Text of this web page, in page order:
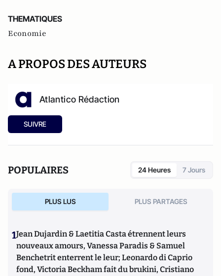
THEMATIQUES
Economie
A PROPOS DES AUTEURS
Atlantico Rédaction
SUIVRE
POPULAIRES 24 Heures 7 Jours
PLUS LUS PLUS PARTAGES
1Jean Dujardin & Laetitia Casta étrennent leurs
nouveaux amours, Vanessa Paradis & Samuel
Benchetrit enterrent le leur; Leonardo di Caprio
fond, Victoria Beckham fait du brukini, Cristiano